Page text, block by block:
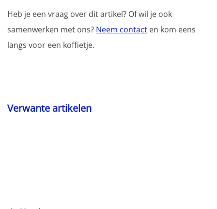
Heb je een vraag over dit artikel? Of wil je ook
samenwerken met ons? Neem contact en kom eens
langs voor een koffietje.
Verwante artikelen